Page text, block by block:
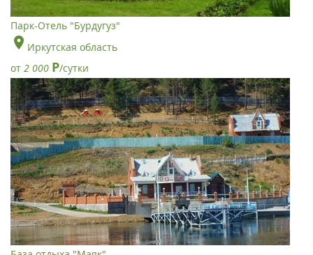
Парк-Отель "Бурдугуз"
Иркутская область
от 2 000 Р/сутки